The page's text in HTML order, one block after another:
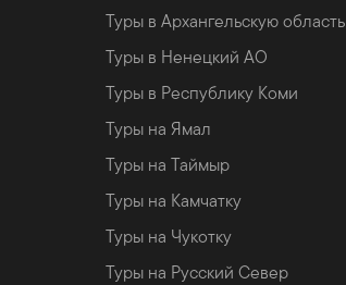
Туры в Архангельскую область
Туры в Ненецкий АО
Туры в Республику Коми
Туры на Ямал
Туры на Таймыр
Туры на Камчатку
Туры на Чукотку
Туры на Русский Север